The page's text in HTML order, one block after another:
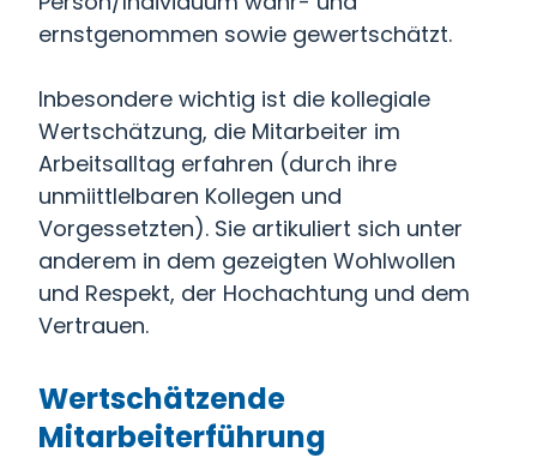
ernstgenommen sowie gewertschätzt.
Inbesondere wichtig ist die kollegiale
Wertschätzung, die Mitarbeiter im
Arbeitsalltag erfahren (durch ihre
unmiittlelbaren Kollegen und
Vorgessetzten). Sie artikuliert sich unter
anderem in dem gezeigten Wohlwollen
und Respekt, der Hochachtung und dem
Vertrauen.
Wertschätzende
Mitarbeiterführung